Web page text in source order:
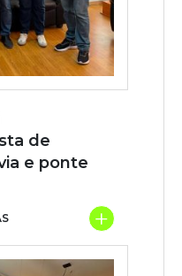
de
e ponte
+